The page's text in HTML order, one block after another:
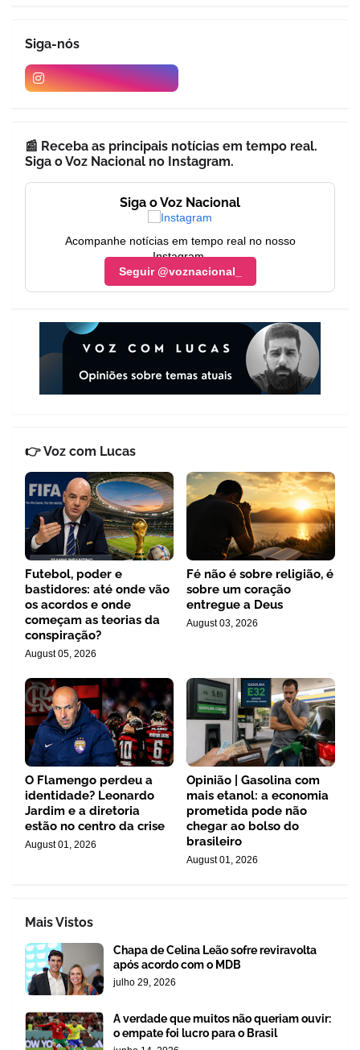
Siga-nós
📰 Receba as principais notícias em tempo real.
Siga o Voz Nacional no Instagram.
Siga o Voz Nacional
Acompanhe notícias em tempo real no nosso
Instagram.
Seguir @voznacional_
👉 Voz com Lucas
Futebol, poder e
bastidores: até onde vão
os acordos e onde
começam as teorias da
conspiração?
August 05, 2026
Fé não é sobre religião, é
sobre um coração
entregue a Deus
August 03, 2026
O Flamengo perdeu a
identidade? Leonardo
Jardim e a diretoria
estão no centro da crise
August 01, 2026
Opinião | Gasolina com
mais etanol: a economia
prometida pode não
chegar ao bolso do
brasileiro
August 01, 2026
Mais Vistos
Chapa de Celina Leão sofre reviravolta
após acordo com o MDB
julho 29, 2026
A verdade que muitos não queriam ouvir:
o empate foi lucro para o Brasil